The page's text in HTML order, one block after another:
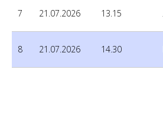
7 21.07.2026 13.15
8 21.07.2026 14.30